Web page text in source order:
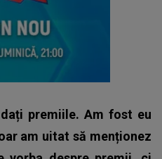
premiile. Am fost eu
am uitat să menționez